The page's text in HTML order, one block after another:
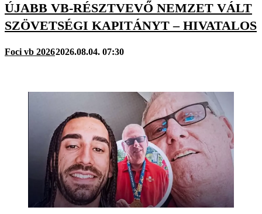
ÚJABB VB-RÉSZTVEVŐ NEMZET VÁLT
SZÖVETSÉGI KAPITÁNYT – HIVATALOS
Foci vb 20262026.08.04. 07:30